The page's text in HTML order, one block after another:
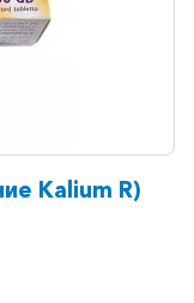
Kalium R)